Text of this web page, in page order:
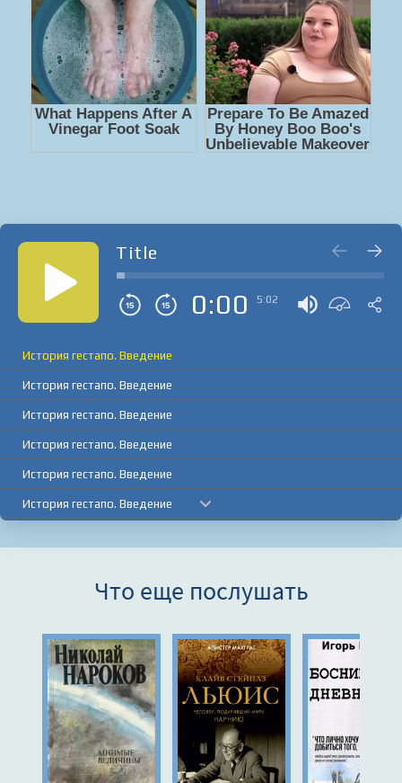
Title
0:00 5:02
История гестапо. Введение
История гестапо. Введение
История гестапо. Введение
История гестапо. Введение
История гестапо. Введение
История гестапо. Введение
История гестапо. Введение
История гестапо. Введение
История гестапо. Введение
История гестапо. Часть первая. Рождение гестапо, 1933-1934
История гестапо. Часть первая. Рождение гестапо, 1933-1934
Что еще послушать